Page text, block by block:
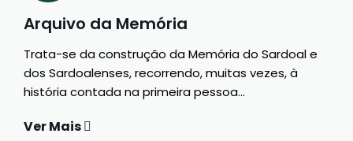
Arquivo da Memória
Trata-se da construção da Memória do Sardoal e
dos Sardoalenses, recorrendo, muitas vezes, à
história contada na primeira pessoa...
Ver Mais